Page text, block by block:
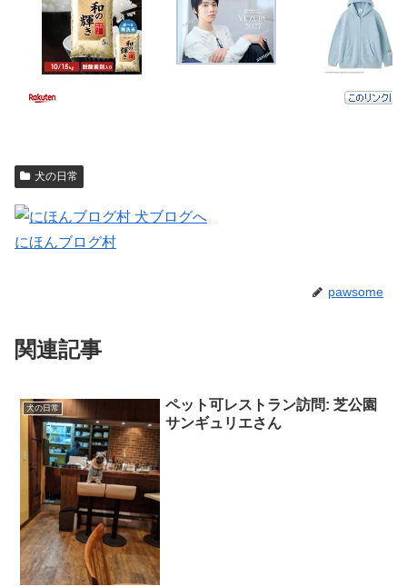
犬の日常
にほんブログ村
pawsome
関連記事
犬の日常
ペット可レストラン訪問: 芝公園
サンギュリエさん